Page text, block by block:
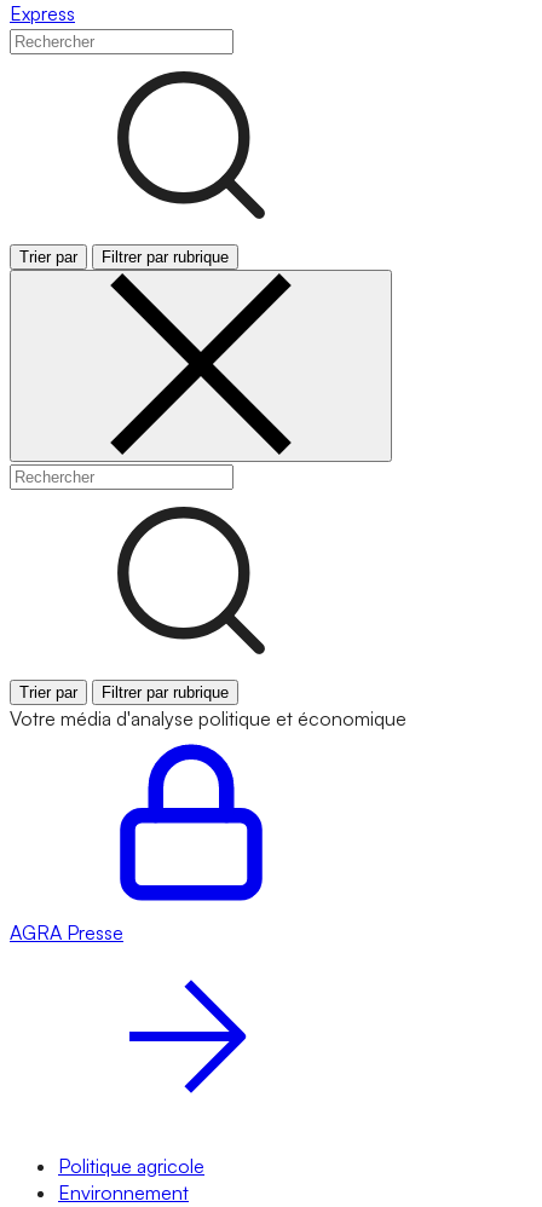
Express
Trier par Filtrer par rubrique
Trier par Filtrer par rubrique
Votre média d'analyse politique et économique
AGRA Presse
Politique agricole
Environnement